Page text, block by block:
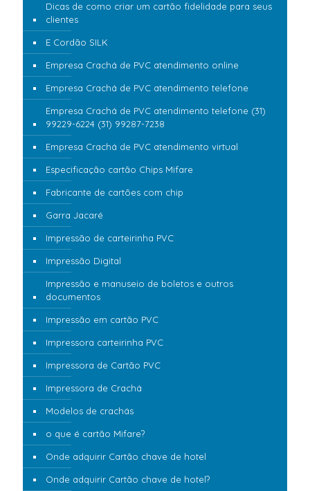
Dicas de como criar um cartão fidelidade para seus
clientes
E Cordão SILK
Empresa Crachá de PVC atendimento online
Empresa Crachá de PVC atendimento telefone
Empresa Crachá de PVC atendimento telefone (31)
99229-6224 (31) 99287-7238
Empresa Crachá de PVC atendimento virtual
Especificação cartão Chips Mifare
Fabricante de cartões com chip
Garra Jacaré
Impressão de carteirinha PVC
Impressão Digital
Impressão e manuseio de boletos e outros
documentos
Impressão em cartão PVC
Impressora carteirinha PVC
Impressora de Cartão PVC
Impressora de Crachá
Modelos de crachás
o que é cartão Mifare?
Onde adquirir Cartão chave de hotel
Onde adquirir Cartão chave de hotel?